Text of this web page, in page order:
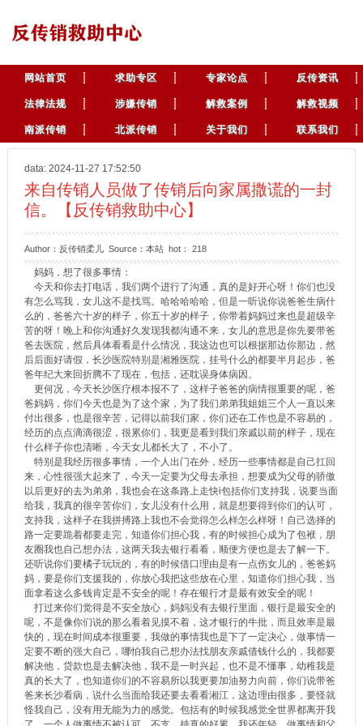
网站首页 求助专区 专家论点 反传资讯
法律法规 涉嫌传销 解救案例 解救视频
南派传销 北派传销 关于我们 联系我们
data: 2024-11-27 17:52:50
来自传销人员做了传销后向家属撒谎的一封
信。【反传销救助中心】
Author：反传销柔儿 Source：本站 hot： 218
妈妈，想了很多事情：
今天和你去打电话，我们两个进行了沟通，真的是好开心呀！你们也没
有怎么骂我，女儿这不是找骂。哈哈哈哈哈，但是一听说你说爸爸生病什
么的，爸爸六十岁的样子，你五十岁的样子，你带着妈妈过来也是超级辛
苦的呀！晚上和你沟通好久发现我都沟通不来，女儿的意思是你先要带爸
爸去医院，然后具体看看是什么情况，我这边也可以根据那边你那边，然
后后面好请假，长沙医院特别是湘雅医院，挂号什么的都要半月起步，爸
爸年纪大来回折腾不了现在，包括，还耽误身体病因。
更何况，今天长沙医疗根本报不了，这样子爸爸的病情很重要的呢，爸
爸妈妈，你们今天也是为了这个家，为了我们弟弟我姐姐三个人一直以来
付出很多，也是很辛苦，记得以前我们家，你们还在工作也是不容易的，
经历的点点滴滴很涩，很累你们，我更是看到我们亲戚以前的样子，现在
什么样子你也清晰，今天女儿都长大了，不小了。
特别是我经历很多事情，一个人出门在外，经历一些事情都是自己扛回
来，心性很强大起来了，今天一定要为父母去承担，想要成为父母的骄傲
以后更好的去为弟弟，我也会在这条路上走快i包括你们支持我，说要当面
给我，我真的很辛苦你们，女儿没有什么用，就是想要得到你们的认可，
支持我，这样子在我拼搏路上我也不会觉得怎么样怎么样呀！自己选择的
路一定要跪着都要走完，知道你们担心我，有的时候担心成为了包袱，朋
友圈我也自己想办法，这两天我去银行看看，顺便方便也是去了解一下。
还听说你们要橘子玩玩的，有的时候借口理由是有一点伤女儿的，爸爸妈
妈，要是你们支援我的，你放心我把这些放在心里，知道你们担心我，当
面拿着这么多钱肯定是不安全的呢！存在银行才是最有效安全的呢！
打过来你们觉得是不安全放心，妈妈没有去银行里面，银行是最安全的
呢，不是像你们说的那么看着见摸不着，这才银行的牛批，而且效率是最
快的，现在时间成本很重要，我做的事情我也是下了一定决心，做事情一
定要不断的强大自己，哪怕我自己想办法找朋友亲戚借钱什么的，我都要
解决他，贷款也是去解决他，我不是一时兴起，也不是不懂事，幼稚我是
真的长大了，也知道你们的不容易所以我更要加油努力向前，你们说带爸
爸来长沙看病，说什么当面给我还要去看看湘江，这边理由很多，要怪就
怪我自己，没有用无能为力的感觉。包括有的时候我感觉全世界都离开我